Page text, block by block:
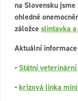
na Slovensku
ohledně
záložce slintavka
Aktuální
-Státní veterinární
-krizová linka